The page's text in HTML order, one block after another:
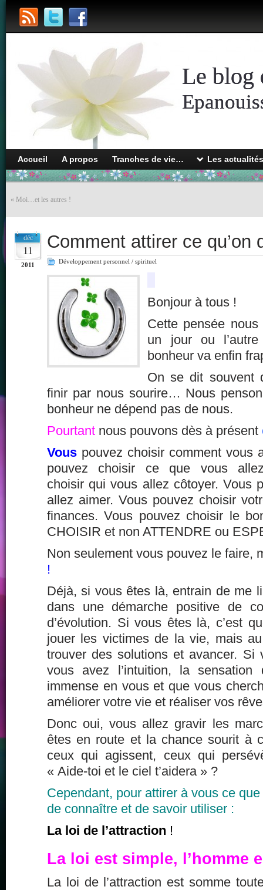
Le blog
Accueil A propos Tranches de vie… Les
« Moi…et les autres !
déc
11
2011
Comment attirer ce qu’on
Développement personnel / spirituel
Bonjour à tous !
Cette pensée nous
un jour ou
bonheur va enfin
On se dit souvent
finir par nous sourire… Nous
bonheur ne dépend pas de nous.
Pourtant nous pouvons dès à présent
Vous pouvez choisir comment vous
pouvez choisir ce que vous
choisir qui vous allez côtoyer. Vous
allez aimer. Vous pouvez choisir
finances. Vous pouvez choisir le
CHOISIR et non ATTENDRE ou
Non seulement vous pouvez le faire,
!
Déjà, si vous êtes là, entrain de me
dans une démarche positive de
d’évolution. Si vous êtes là, c’est
jouer les victimes de la vie, mais
trouver des solutions et avancer. Si
vous avez l’intuition, la
immense en vous et que vous
améliorer votre vie et réaliser vos
Donc oui, vous allez gravir les
êtes en route et la chance sourit à
ceux qui agissent, ceux qui
« Aide-toi et le ciel t’aidera » ?
Cependant, pour attirer à vous ce
de connaître et de savoir utiliser :
La loi de l’attraction !
La loi est simple, l’homme
La loi de l’attraction est somme